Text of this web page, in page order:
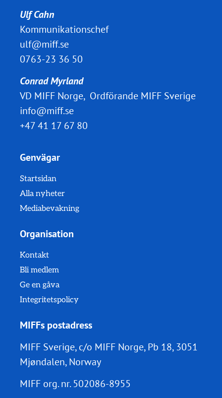
Ulf Cahn
Kommunikationschef
ulf@miff.se
0763-23 36 50
Conrad Myrland
VD MIFF Norge, Ordförande MIFF Sverige
info@miff.se
+47 41 17 67 80
Genvägar
Startsidan
Alla nyheter
Mediabevakning
Organisation
Kontakt
Bli medlem
Ge en gåva
Integritetspolicy
MIFFs postadress
MIFF Sverige, c/o MIFF Norge, Pb 18, 3051
Mjøndalen, Norway
MIFF org. nr.502086-8955